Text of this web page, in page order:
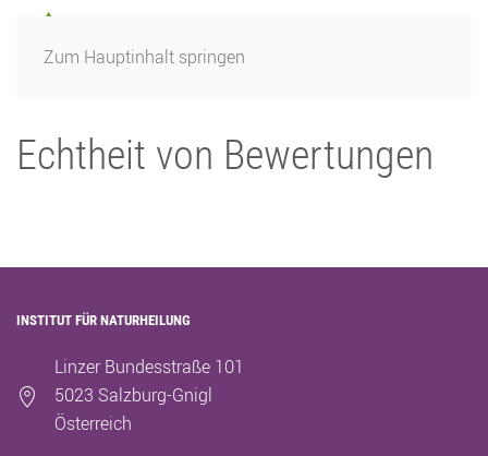
Zum Hauptinhalt springen
Echtheit von Bewertungen
INSTITUT FÜR NATURHEILUNG
Linzer Bundesstraße 101
5023 Salzburg-Gnigl
Österreich